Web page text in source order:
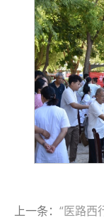
上一条： “医路西